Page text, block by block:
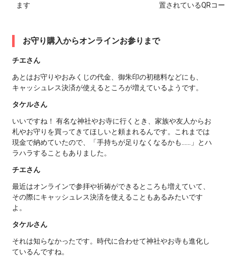
ます
置されているQRコ
お守り購入からオンラインお参りまで
チエさん
あとはお守りやおみくじの代金、御朱印の初穂料などにも、
キャッシュレス決済が使えるところが増えているようです。
タケルさん
いいですね！ 有名な神社やお寺に行くとき、家族や友人からお
札やお守りを買ってきてほしいと頼まれるんです。これまでは
現金で納めていたので、「手持ちが足りなくなるかも......」とハ
ラハラすることもありました。
チエさん
最近はオンラインで参拝や祈祷ができるところも増えていて、
その際にキャッシュレス決済を使えることもあるみたいです
よ。
タケルさん
それは知らなかったです。時代に合わせて神社やお寺も進化し
ているんですね。